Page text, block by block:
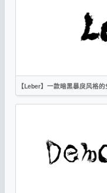
【Leber】一款暗黑暴戾风格